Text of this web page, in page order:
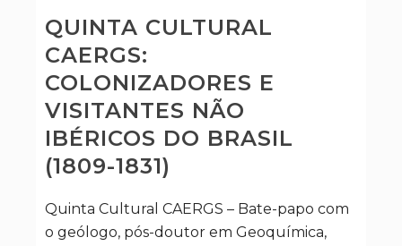
QUINTA CULTURAL
CAERGS:
COLONIZADORES E
VISITANTES NÃO
IBÉRICOS DO BRASIL
(1809-1831)
Quinta Cultural CAERGS – Bate-papo com
o geólogo, pós-doutor em Geoquímica,